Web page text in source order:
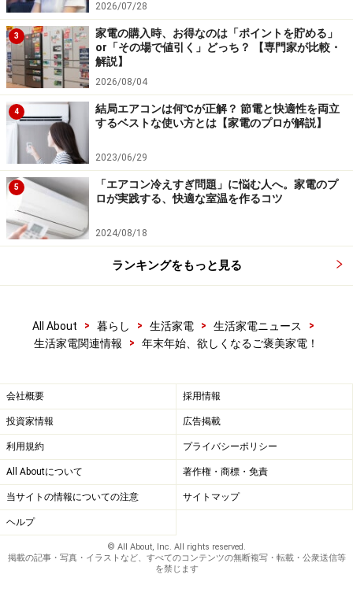
2026/07/28
3
家電の購入時、お得なのは「ポイントを貯める」
or「その場で値引く」どっち？ 【専門家が比較・
解説】
2026/08/04
4
結局エアコンは何℃が正解？ 節電と快適性を両立
するベストな使い方とは【家電のプロが解説】
2023/06/29
5
「エアコン冷えすぎ問題」に悩む人へ。家電のプ
ロが実践する、快適な室温を作るコツ
2024/08/18
ランキングをもっと見る
All About > 暮らし > 生活家電 > 生活家電ニュース
>
生活家電関連情報
> 年末年始、欲しくなるご褒美家電！
会社概要 採用情報
投資家情報 広告掲載
利用規約 プライバシーポリシー
All Aboutについて 著作権・商標・免責
当サイトの情報についての注意 サイトマップ
ヘルプ
© All About, Inc. All rights reserved.
掲載の記事・写真・イラストなど、すべてのコンテンツの無断複写・転載・公衆送信等
を禁じます